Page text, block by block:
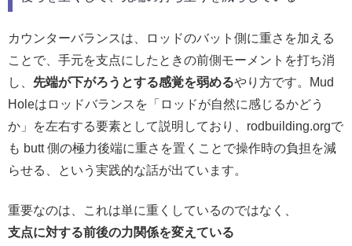
カウンターバランスは、ロッドのバット側に重さを加える
ことで、手元を支点にしたときの前側モーメントを打ち消
し、 先端が下がろうとする感覚を弱めるやり方です。Mud
Holeはロッドバランスを「ロッドが自然に感じるかどう
か」を左右する要素として説明しており、rodbuilding.orgで
も butt 側の極力後端に重さを置くことで操作時の負担を減
らせる、という実践的な話が出ています。
重要なのは、これは単に重くしているのではなく、
支点に対する前後の力関係を変えている